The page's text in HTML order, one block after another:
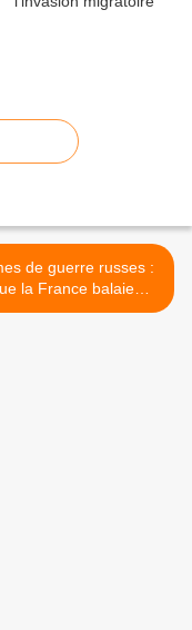
de guerre russes :
la France balaie
d’abord devant sa porte >